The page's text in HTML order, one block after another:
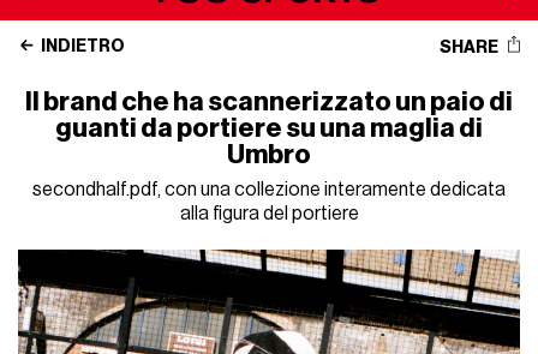
INDIETRO SHARE
Il brand che ha scannerizzato un paio di
guanti da portiere su una maglia di
Umbro
secondhalf.pdf, con una collezione interamente dedicata
alla figura del portiere